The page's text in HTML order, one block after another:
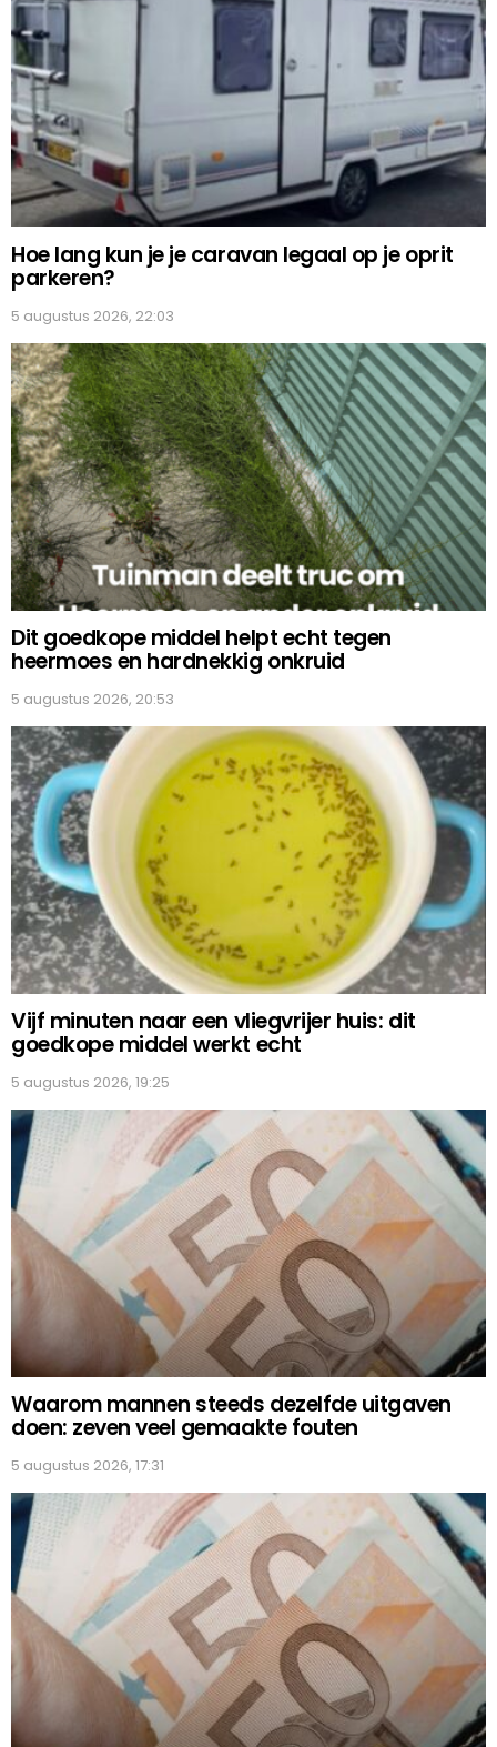
Hoe lang kun je je caravan legaal op je oprit
parkeren?
5 augustus 2026, 22:03
Dit goedkope middel helpt echt tegen
heermoes en hardnekkig onkruid
5 augustus 2026, 20:53
Vijf minuten naar een vliegvrijer huis: dit
goedkope middel werkt echt
5 augustus 2026, 19:25
Waarom mannen steeds dezelfde uitgaven
doen: zeven veel gemaakte fouten
5 augustus 2026, 17:31